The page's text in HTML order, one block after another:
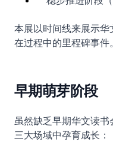
本展以时间线来展示华
在过程中的里程碑事件。
早期萌芽阶段
虽然缺乏早期华文读
三大场域中孕育成长：